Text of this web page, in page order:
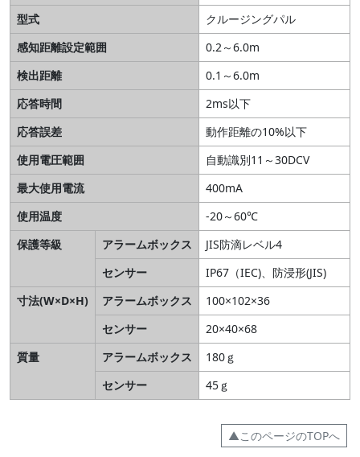
型式
クルージングパル
感知距離設定範囲
0.2～6.0m
検出距離
0.1～6.0m
応答時間
2ms以下
応答誤差
動作距離の10%以下
使用電圧範囲
自動識別11～30DCV
最大使用電流
400mA
使用温度
-20～60℃
保護等級
アラームボックス
JIS防滴レベル4
センサー
IP67（IEC)、防浸形(JIS)
寸法(W×D×H)
アラームボックス
100×102×36
センサー
20×40×68
質量
アラームボックス
180ｇ
センサー
45ｇ
▲このページのTOPへ